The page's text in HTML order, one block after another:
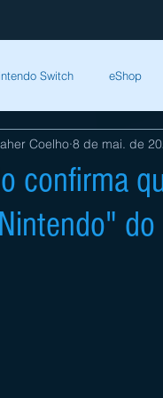
Switch eShop
Zelda Bethesda
Xenoblade
confirma
Coelho 8 de mai. de